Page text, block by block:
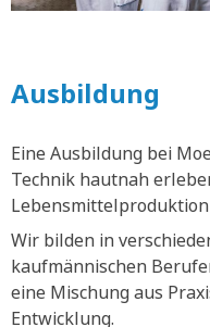
Ausbildung
Eine Ausbildung bei
Technik hautnah
Wir bilden in
kaufmännischen
eine Mischung aus
Entwicklung.